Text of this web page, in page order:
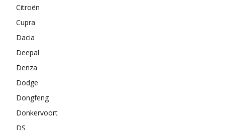
Citroën
Cupra
Dacia
Deepal
Denza
Dodge
Dongfeng
Donkervoort
DS